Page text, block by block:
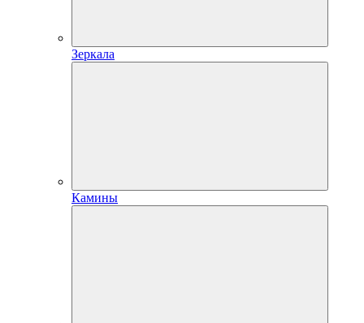
Зеркала
Камины